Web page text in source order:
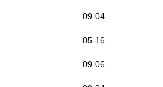
09-04
05-16
09-06